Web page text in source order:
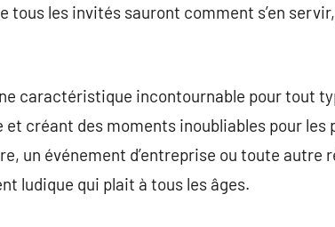
les invités sauront comment s’en
caractéristique incontournable pour tout
créant des moments inoubliables pour les
un événement d’entreprise ou toute autre
ludique qui plait à tous les âges.